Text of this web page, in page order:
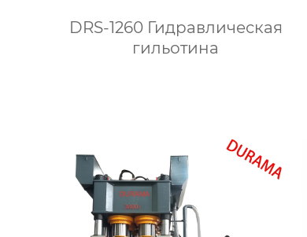
DRS-1260 Гидравлическая
гильотина